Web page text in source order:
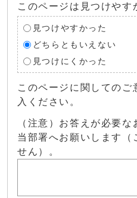
このページは見つけやす
見つけやすかった
どちらともいえない
見つけにくかった
このページに関しての
入ください。
（注意）お答えが必要
当部署へお願いします（
せん）。